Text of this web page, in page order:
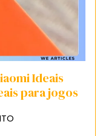
Ideais
para jogos